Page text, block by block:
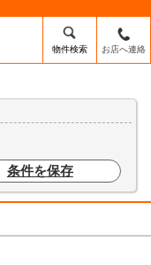
物件検索 お店へ連絡
条件を保存